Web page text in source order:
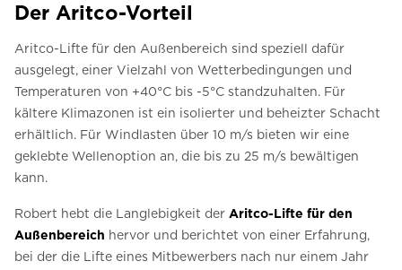
Der Aritco-Vorteil
Aritco-Lifte für den Außenbereich sind speziell dafür
ausgelegt, einer Vielzahl von Wetterbedingungen und
Temperaturen von +40°C bis -5°C standzuhalten. Für
kältere Klimazonen ist ein isolierter und beheizter Schacht
erhältlich. Für Windlasten über 10 m/s bieten wir eine
geklebte Wellenoption an, die bis zu 25 m/s bewältigen
kann.
Robert hebt die Langlebigkeit der Aritco-Lifte für den
Außenbereich hervor und berichtet von einer Erfahrung,
bei der die Lifte eines Mitbewerbers nach nur einem Jahr